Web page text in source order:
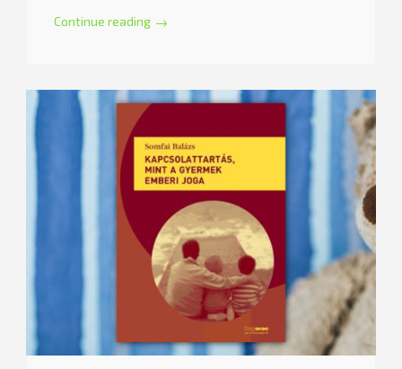
Continue reading →